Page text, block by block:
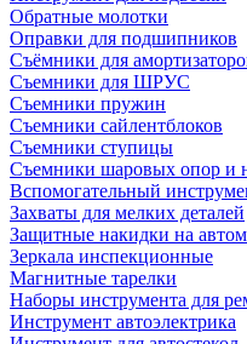
Обратные молотки
Оправки для подшипников
Съёмники для
Съемники для ШРУС
Съемники пружин
Съемники сайлентблоков
Съемники ступицы
Съемники шаровых опор и
Вспомогательный
Захваты для мелких деталей
Защитные накидки на
Зеркала инспекционные
Магнитные тарелки
Наборы инструмента для
Инструмент автоэлектрика